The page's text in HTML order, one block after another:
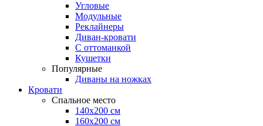
Угловые
Модульные
Реклайнеры
Диван-кровати
С оттоманкой
Кушетки
Популярные
Диваны на ножках
Кровати
Спальное место
140х200 см
160х200 см